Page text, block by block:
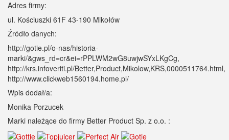
Adres firmy:
ul. Kościuszki 61F 43-190 Mikołów
Źródło danych:
http://gotie.pl/o-nas/historia-
marki/&gws_rd=cr&ei=rPPLWM2wG8uwjwSYxLKgCg,
http://krs.infoveriti.pl/Better,Product,Mikolow,KRS,0000511764.html,
http://www.clickweb1560194.home.pl/
Wpis dodał/a:
Monika Porzucek
Marki należące do firmy Better Product Sp. z o.o. :